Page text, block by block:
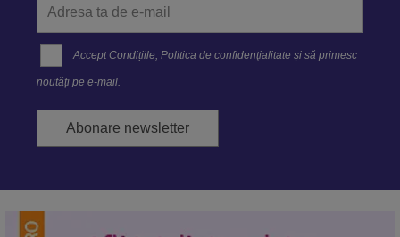
Accept Condițiile,Politica de confidenţialitate și să primesc
noutăți pe e-mail.
Abonare newsletter